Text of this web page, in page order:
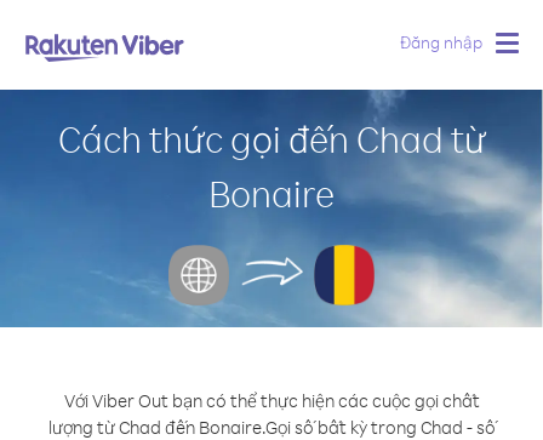
Đăng nhập
Cách thức gọi đến Chad từ
Bonaire
Với Viber Out bạn có thể thực hiện các cuộc gọi chất
lượng từ Chad đến Bonaire.Gọi số bất kỳ trong Chad - số